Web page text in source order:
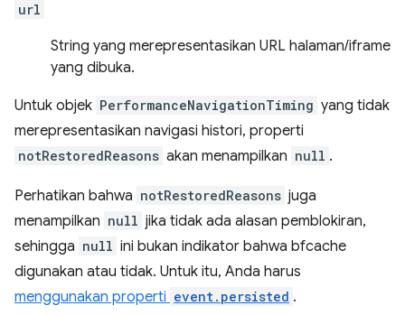
url
String yang merepresentasikan URL halaman/iframe
yang dibuka.
Untuk objek PerformanceNavigationTiming yang tidak
merepresentasikan navigasi histori, properti
notRestoredReasons akan menampilkan null .
Perhatikan bahwa notRestoredReasons juga
menampilkan null jika tidak ada alasan pemblokiran,
sehingga null ini bukan indikator bahwa bfcache
digunakan atau tidak. Untuk itu, Anda harus
menggunakan properti event.persisted .